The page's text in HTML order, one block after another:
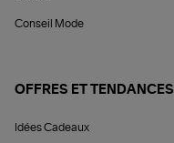
Conseil Mode
OFFRES ET TENDANCES
Idées Cadeaux